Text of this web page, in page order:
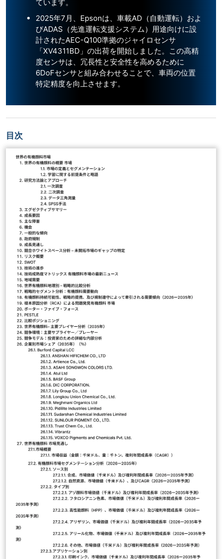
ています。
2025年7月、Epsonは、車載AD（自動運転）およ
びADAS（先進運転支援システム）用途向けに設
計されたAEC-Q100準拠のジャイロセンサ
「XV4311BD」の出荷を開始しました。この高精
度センサは、冗長性と安全性を高めるために
6DoFセンサと組み合わせることで、車両の位置
特定精度を向上させます。
目次